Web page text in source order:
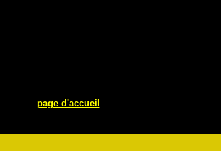
page d'accueil